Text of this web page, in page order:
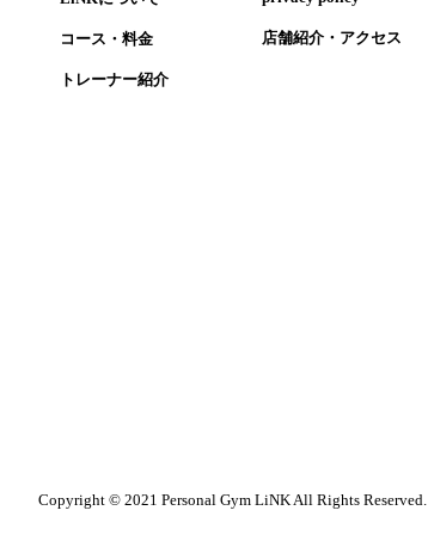
コース・​料金
​トレーナー紹介
​店舗紹介・アクセス
Copyright © 2021 Personal Gym LiNK All Rights Reserved.